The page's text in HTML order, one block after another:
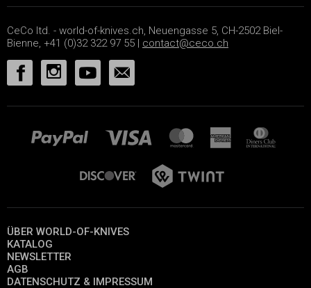
CeCo ltd. - world-of-knives.ch, Neuengasse 5, CH-2502 Biel-
Bienne, +41 (0)32 322 97 55 | contact@ceco.ch
ÜBER WORLD-OF-KNIVES
KATALOG
NEWSLETTER
AGB
DATENSCHUTZ & IMPRESSUM